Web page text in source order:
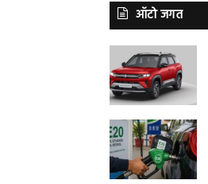
ऑटो जगत